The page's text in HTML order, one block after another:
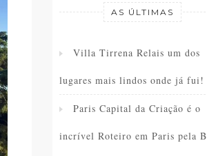
AS ÚLTIMAS
Villa Tirrena Relais um dos
lugares mais lindos onde já fui!
Paris Capital da Criação é o
incrível Roteiro em Paris pela